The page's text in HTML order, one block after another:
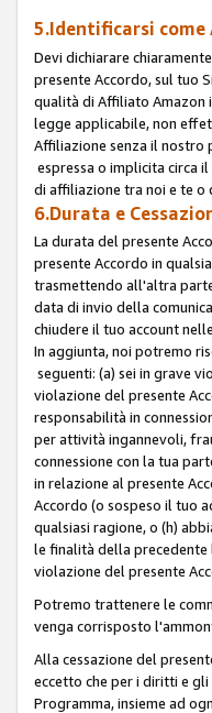
5.Identificarsi
Devi dichiarare
presente Accordo, sul tuo
qualità di Affiliato Amazon
legge applicabile, non
Affiliazione senza il nostro
espressa o implicita circa
di affiliazione tra noi e te o
6.Durata e
La durata del presente
presente Accordo in
trasmettendo all'altra
data di invio della
chiudere il tuo account
In aggiunta, noi potremo
seguenti: (a) sei in grave
violazione del presente
responsabilità in
per attività ingannevoli,
connessione con la tua
in relazione al presente
Accordo (o sospeso il tuo
qualsiasi ragione, o (h)
le finalità della precedente
violazione del presente
Potremo trattenere le
venga corrisposto
Alla cessazione del
eccetto che per i diritti e
Programma, insieme ad